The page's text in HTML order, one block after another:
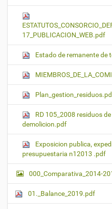
17_PUBLICACION_WEB.pdf
Estado de remanente de
RD 105_2008 residuos
demolicion.pdf
Exposicion publica,
presupuestaria n12013 .pdf
000_Comparativa_2014-
01._Balance_2019.pdf